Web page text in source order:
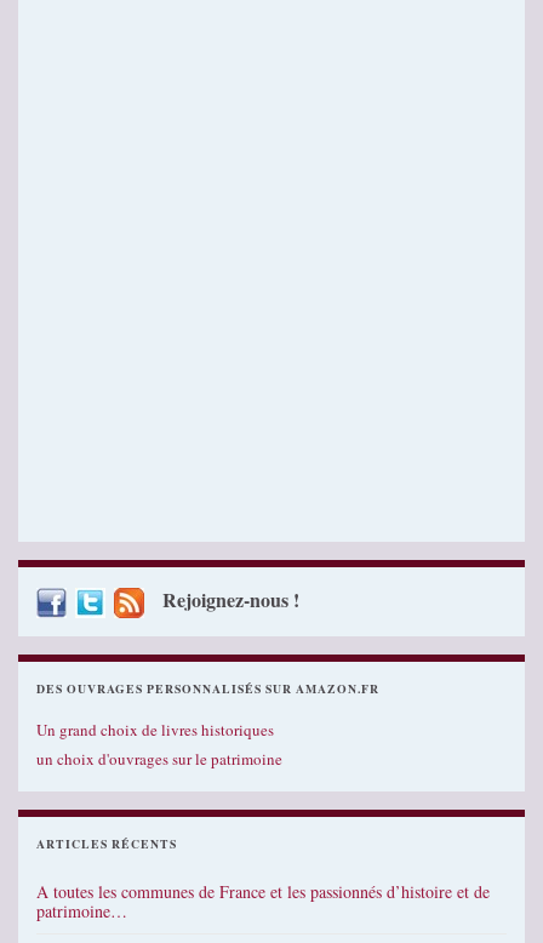
Rejoignez-nous !
DES OUVRAGES PERSONNALISÉS SUR AMAZON.FR
Un grand choix de livres historiques
un choix d'ouvrages sur le patrimoine
ARTICLES RÉCENTS
A toutes les communes de France et les passionnés d’histoire et de
patrimoine…